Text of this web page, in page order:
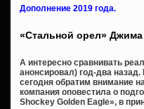
Дополнение 2019 года.
«Стальной орел»
А интересно сравнивать
анонсировал) год-два
сегодня обратим внимание
компания оповестила о
Shockey Golden Eagle», в